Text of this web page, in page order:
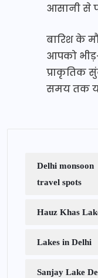
आसानी से
बारिश के
आपको
प्राकृतिक
समय तक
Delhi monsoon
travel spots
Hauz Khas
Lakes in Delhi
Sanjay Lake